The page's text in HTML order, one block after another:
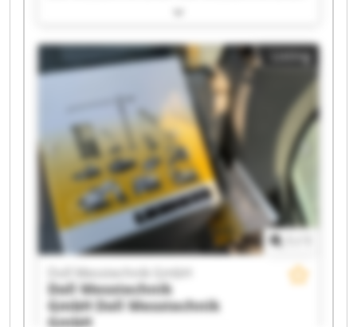
Doll Messtechnik GmbH Doll Messtechnik GmbH
Doll Messtechnik GmbH Doll Messtechnik GmbH
Doll Messtechnik GmbH Doll Messtechnik GmbH
Doll Messtechnik GmbH Doll Messtechnik GmbH
Doll Messtechnik GmbH Doll Messtechnik GmbH
Doll Messtechnik GmbH Doll Messtechnik GmbH
Doll Messtechnik GmbH Doll Messtechnik GmbH
Listing
Doll Messtechnik GmbH
Doll Messtechnik
GmbHDoll Messtechnik
GmbH